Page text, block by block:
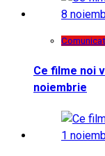
Ce filme noi
noiembrie